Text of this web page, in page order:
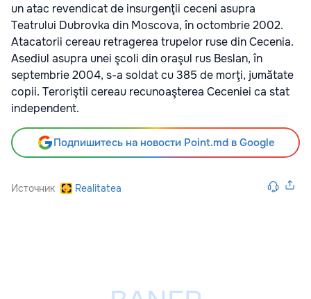
un atac revendicat de insurgenţii ceceni asupra
Teatrului Dubrovka din Moscova, în octombrie 2002.
Atacatorii cereau retragerea trupelor ruse din Cecenia.
Asediul asupra unei şcoli din oraşul rus Beslan, în
septembrie 2004, s-a soldat cu 385 de morţi, jumătate
copii. Teroriştii cereau recunoaşterea Ceceniei ca stat
independent.
Подпишитесь на новости Point.md в Google
Источник Realitatea